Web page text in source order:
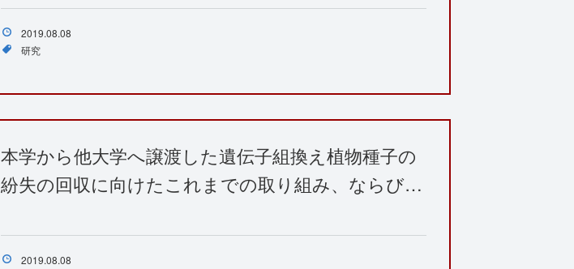
2019.08.08
研究
本学から他大学へ譲渡した遺伝子組換え植物種子の
紛失の回収に向けたこれまでの取り組み、ならび…
2019.08.08